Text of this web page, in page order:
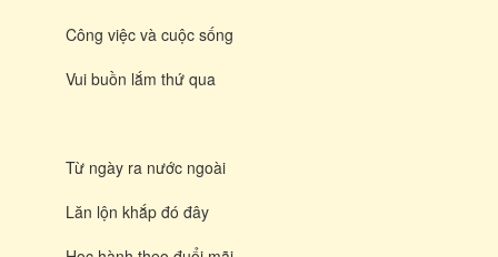
Công việc và cuộc sống
Vui buồn lắm thứ qua
Từ ngày ra nước ngoài
Lăn lộn khắp đó đây